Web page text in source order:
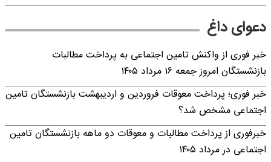
دعوای داغ
خبر فوری از واکنش تامین اجتماعی به پرداخت مطالبات
بازنشستگان امروز جمعه ۱۶ مرداد ۱۴۰۵
خبر فوری؛ پرداخت معوقات فروردین و اردیبهشت بازنشستگان تامین
اجتماعی مشخص شد؟
خبرفوری از پرداخت مطالبات و معوقات دو ماهه بازنشستگان تامین
اجتماعی در مرداد ۱۴۰۵